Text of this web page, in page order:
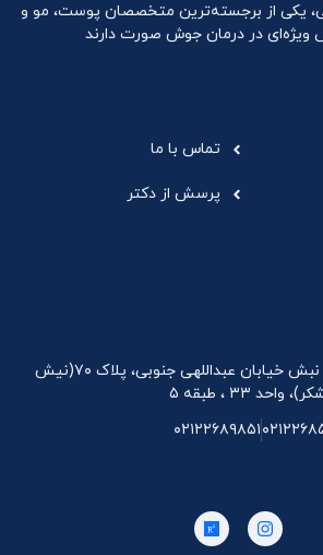
یکی از برجسته‌ترین متخصصان پوست، مو و
ویژه‌ای در درمان جوش صورت دارند
تماس با ما
پرسش از دکتر
تهران، بلوار اندرزگو، نبش خیابان عبداللهی جنوبی، پلاک ۷۰(نیش
۳۳ ، طبقه ۵
۰۲۱۲۲۶۸۹۸۵۱